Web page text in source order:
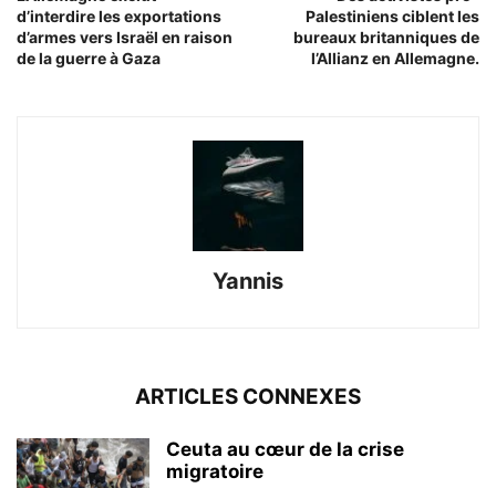
d’interdire les exportations
d’armes vers Israël en raison
de la guerre à Gaza
Palestiniens ciblent les
bureaux britanniques de
l’Allianz en Allemagne.
Yannis
ARTICLES CONNEXES
Ceuta au cœur de la crise
migratoire